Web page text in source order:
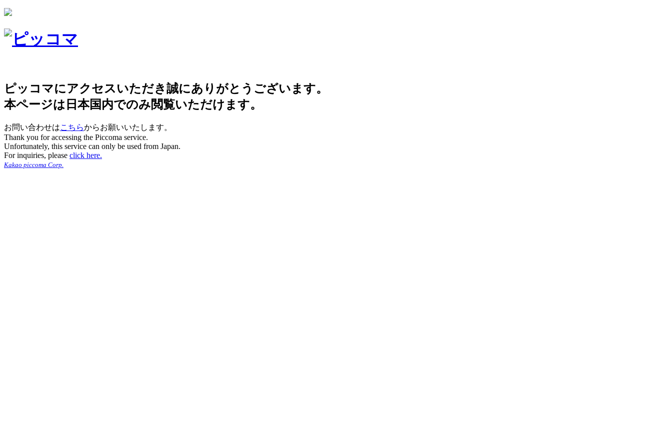
ピッコマにアクセスいただき誠にありがとうございます。
本ページは日本国内でのみ閲覧いただけます。
お問い合わせはこちらからお願いいたします。
Thank you for accessing the Piccoma service.
Unfortunately, this service can only be used from Japan.
For inquiries, please click here.
Kakao piccoma Corp.